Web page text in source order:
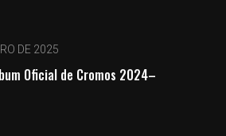
DE 2025
Oficial de Cromos 2024–